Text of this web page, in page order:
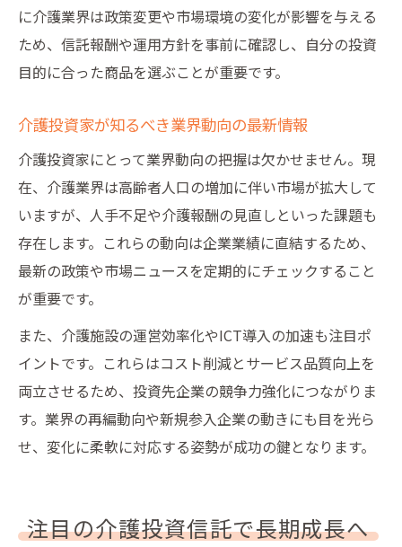
に介護業界は政策変更や市場環境の変化が影響を与える
ため、信託報酬や運用方針を事前に確認し、自分の投資
目的に合った商品を選ぶことが重要です。
介護投資家が知るべき業界動向の最新情報
介護投資家にとって業界動向の把握は欠かせません。現
在、介護業界は高齢者人口の増加に伴い市場が拡大して
いますが、人手不足や介護報酬の見直しといった課題も
存在します。これらの動向は企業業績に直結するため、
最新の政策や市場ニュースを定期的にチェックすること
が重要です。
また、介護施設の運営効率化やICT導入の加速も注目ポ
イントです。これらはコスト削減とサービス品質向上を
両立させるため、投資先企業の競争力強化につながりま
す。業界の再編動向や新規参入企業の動きにも目を光ら
せ、変化に柔軟に対応する姿勢が成功の鍵となります。
注目の介護投資信託で長期成長へ